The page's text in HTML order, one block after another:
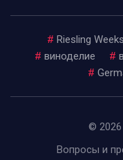
# Riesling
# виноделие #
#
© 2026
Вопросы и